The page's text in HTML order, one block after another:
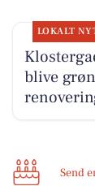
LOKALT
blive
Send